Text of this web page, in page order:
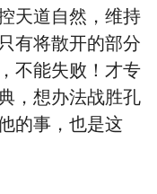
天道自然，维持
有将散开的部分
不能失败！才专
，想办法战胜孔
的事，也是这